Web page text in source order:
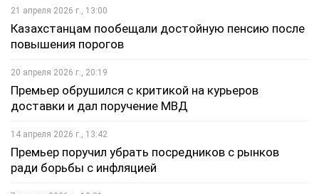
21 апреля 2026 г., 13:00
Казахстанцам пообещали достойную пенсию после
повышения порогов
20 апреля 2026 г., 20:19
Премьер обрушился с критикой на курьеров
доставки и дал поручение МВД
14 апреля 2026 г., 13:42
Премьер поручил убрать посредников с рынков
ради борьбы с инфляцией